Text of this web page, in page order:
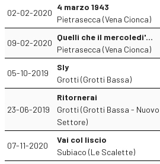
02-02-2020
4 marzo 1943
Pietrasecca (Vena Cionca)
09-02-2020
Quelli che il mercoledi'...
Pietrasecca (Vena Cionca)
05-10-2019
Sly
Grotti (Grotti Bassa)
23-06-2019
Ritornerai
Grotti (Grotti Bassa - Nuovo
Settore)
07-11-2020
Vai col liscio
Subiaco (Le Scalette)